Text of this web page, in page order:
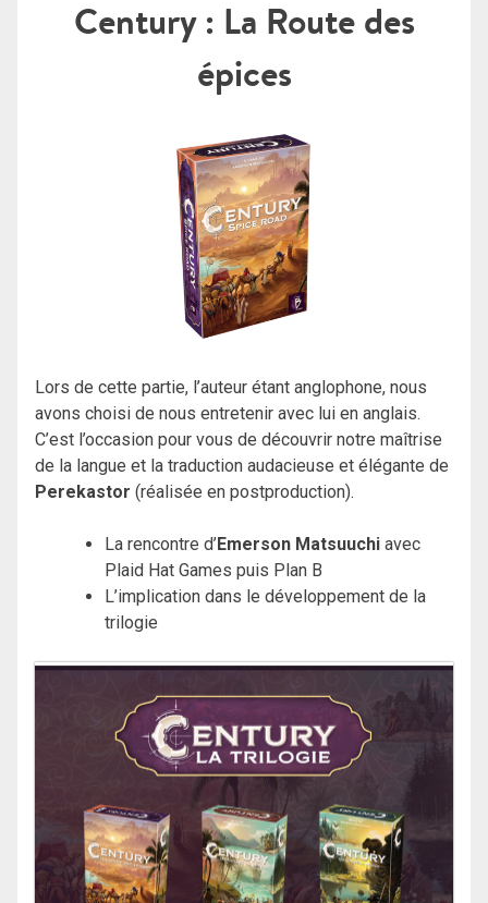
Century : La Route des
épices
Lors de cette partie, l’auteur étant anglophone, nous
avons choisi de nous entretenir avec lui en anglais.
C’est l’occasion pour vous de découvrir notre maîtrise
de la langue et la traduction audacieuse et élégante de
Perekastor (réalisée en postproduction).
La rencontre d’Emerson Matsuuchi avec
Plaid Hat Games puis Plan B
L’implication dans le développement de la
trilogie